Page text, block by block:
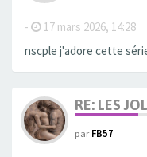
- 17 mars 2026, 14:28
nscple j'adore cette
RE: LES
parFB57